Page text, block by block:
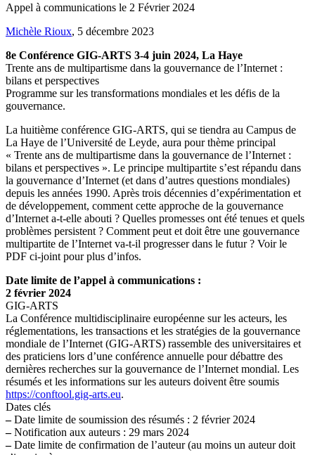
Appel à communications le 2 Février 2024
Michèle Rioux, 5 décembre 2023
8e Conférence GIG-ARTS 3-4 juin 2024, La Haye
Trente ans de multipartisme dans la gouvernance de l’Internet :
bilans et perspectives
Programme sur les transformations mondiales et les défis de la
gouvernance.
La huitième conférence GIG-ARTS, qui se tiendra au Campus de
La Haye de l’Université de Leyde, aura pour thème principal
« Trente ans de multipartisme dans la gouvernance de l’Internet :
bilans et perspectives ». Le principe multipartite s’est répandu dans
la gouvernance d’Internet (et dans d’autres questions mondiales)
depuis les années 1990. Après trois décennies d’expérimentation et
de développement, comment cette approche de la gouvernance
d’Internet a-t-elle abouti ? Quelles promesses ont été tenues et quels
problèmes persistent ? Comment peut et doit être une gouvernance
multipartite de l’Internet va-t-il progresser dans le futur ? Voir le
PDF ci-joint pour plus d’infos.
Date limite de l’appel à communications :
2 février 2024
GIG-ARTS
La Conférence multidisciplinaire européenne sur les acteurs, les
réglementations, les transactions et les stratégies de la gouvernance
mondiale de l’Internet (GIG-ARTS) rassemble des universitaires et
des praticiens lors d’une conférence annuelle pour débattre des
dernières recherches sur la gouvernance de l’Internet mondial. Les
résumés et les informations sur les auteurs doivent être soumis
https://conftool.gig-arts.eu.
Dates clés
–Date limite de soumission des résumés : 2 février 2024
–Notification aux auteurs : 29 mars 2024
–Date limite de confirmation de l’auteur (au moins un auteur doit